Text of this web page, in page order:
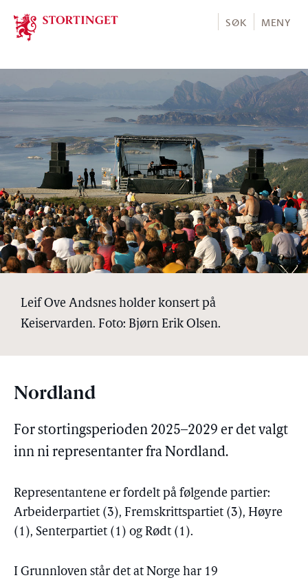
Stortinget.no
SØK MENY
Leif Ove Andsnes holder konsert på
Keiservarden. Foto: Bjørn Erik Olsen.
Nordland
For stortingsperioden 2025–2029 er det valgt
inn ni representanter fra Nordland.
Representantene er fordelt på følgende partier:
Arbeiderpartiet (3), Fremskrittspartiet (3), Høyre
(1), Senterpartiet (1) og Rødt (1).
I Grunnloven står det at Norge har 19